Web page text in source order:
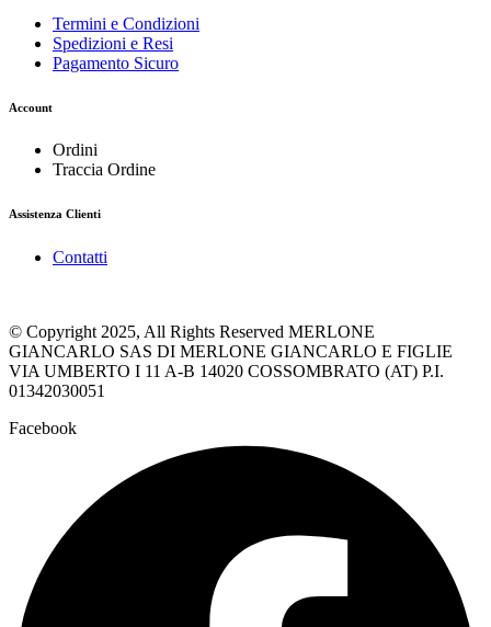
Termini e Condizioni
Spedizioni e Resi
Pagamento Sicuro
Account
Ordini
Traccia Ordine
Assistenza Clienti
Contatti
© Copyright 2025, All Rights Reserved MERLONE
GIANCARLO SAS DI MERLONE GIANCARLO E FIGLIE
VIA UMBERTO I 11 A-B 14020 COSSOMBRATO (AT) P.I.
01342030051
Facebook